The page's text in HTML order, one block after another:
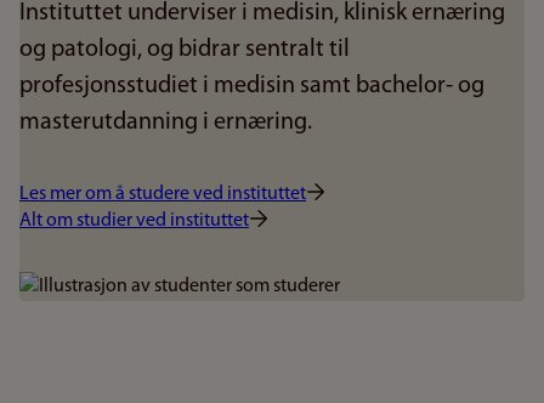
Instituttet underviser i medisin, klinisk ernæring
og patologi, og bidrar sentralt til
profesjonsstudiet i medisin samt bachelor- og
masterutdanning i ernæring.
Les mer om å studere ved instituttet
Alt om studier ved instituttet
Bilde